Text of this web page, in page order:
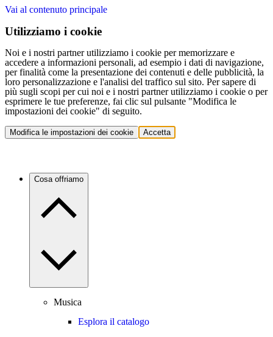
Vai al contenuto principale
Utilizziamo i cookie
Noi e i nostri partner utilizziamo i cookie per memorizzare e
accedere a informazioni personali, ad esempio i dati di navigazione,
per finalità come la presentazione dei contenuti e delle pubblicità, la
loro personalizzazione e l'analisi del traffico sul sito. Per sapere di
più sugli scopi per cui noi e i nostri partner utilizziamo i cookie o per
esprimere le tue preferenze, fai clic sul pulsante "Modifica le
impostazioni dei cookie" di seguito.
Modifica le impostazioni dei cookie Accetta
Cosa offriamo
Musica
Esplora il catalogo